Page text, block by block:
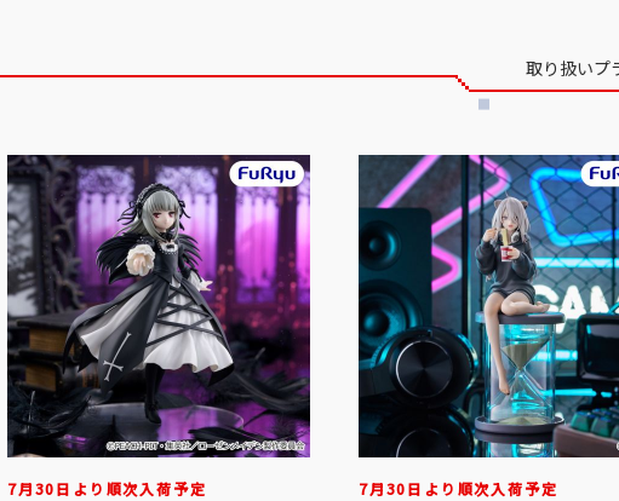
取り扱いプ
7月30日より順次入荷予定 7月30日より順次入荷予定